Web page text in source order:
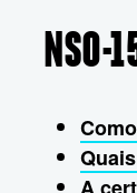
NS0-